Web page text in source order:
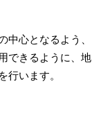
中心となるよう、
できるように、地
行います。